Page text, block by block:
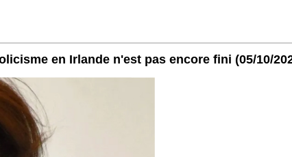
en Irlande n'est pas encore fini (05/10/